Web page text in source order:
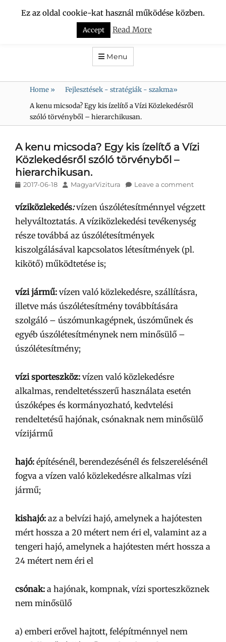
VÍZCSÖPPEK
DUNA-RÉGIÓ KULTURÁLIS TURISZTIKAI és HAGYOMÁNYŐRZŐ
SZÖVETSÉG
Menu
Home » Fejlesztések - stratégiák - szakma»
A kenu micsoda? Egy kis ízelítő a Vízi Közlekedésről
szóló törvényből – hierarchikusan.
A kenu micsoda? Egy kis ízelítő a Vízi
Közlekedésről szóló törvényből –
hierarchikusan.
Posted
2017-06-18 Author
MagyarVizitura Leave a comment
víziközlekedés: vízen úszólétesítménnyel végzett
helyváltoztatás. A víziközlekedési tevékenység
része továbbá az úszólétesítmények
kiszolgálásával kapcsolatos létesítmények (pl.
kikötő) működtetése is;
vízi jármű: vízen való közlekedésre, szállításra,
illetve más úszólétesítmény továbbítására
szolgáló – úszómunkagépnek, úszóműnek és
egyéb úszólétesítménynek nem minősülő –
úszólétesítmény;
vízi sporteszköz: vízen való közlekedésre
alkalmas, rendeltetésszerű használata esetén
úszóképes és kormányozható, kedvtelési
rendeltetésű hajónak, csónaknak nem minősülő
vízijármű
hajó: építésénél, berendezésénél és felszerelésénél
fogva a vízen való közlekedésre alkalmas vízi
jármű;
kishajó: az a belvízi hajó, amelynek a hajótesten
mért hossza a 20 métert nem éri el, valamint az a
tengeri hajó, amelynek a hajótesten mért hossza a
24 métert nem éri el
csónak: a hajónak, kompnak, vízi sporteszköznek
nem minősülő
a) emberi erővel hajtott, felépítménnyel nem
Ez az oldal cookie-kat használ működése közben.
Accept Read More